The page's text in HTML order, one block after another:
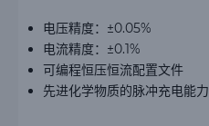
电压精度：±0.05%
电流精度：±0.1%
可编程恒压恒流配置文件
先进化学物质的脉冲充电能力